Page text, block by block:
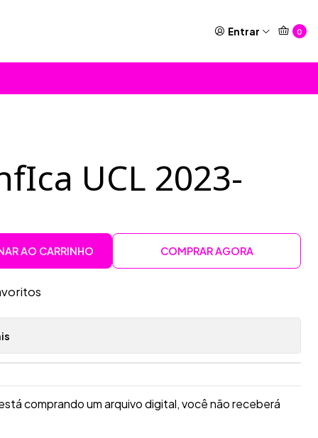
Entrar 0
UCL 2023-
AO CARRINHO COMPRAR AGORA
comprando um arquivo digital, você não receberá